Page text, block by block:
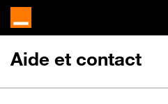
Aide et contact